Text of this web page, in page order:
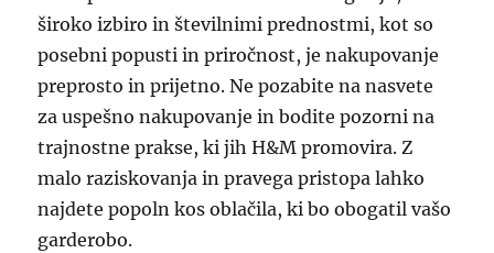
široko izbiro in številnimi prednostmi, kot so
posebni popusti in priročnost, je nakupovanje
preprosto in prijetno. Ne pozabite na nasvete
za uspešno nakupovanje in bodite pozorni na
trajnostne prakse, ki jih H&M promovira. Z
malo raziskovanja in pravega pristopa lahko
najdete popoln kos oblačila, ki bo obogatil vašo
garderobo.